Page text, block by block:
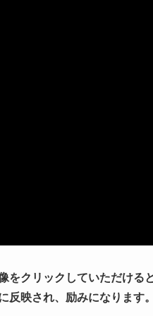
をクリックしていただける
反映され、励みになります